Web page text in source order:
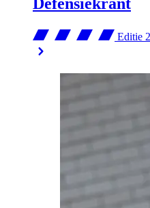
Editie